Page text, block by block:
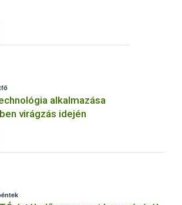
alkalmazása
virágzás idején